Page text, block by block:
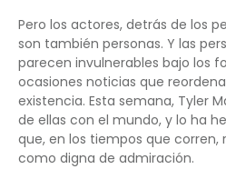
Pero los actores, detrás de los
son también personas. Y las
parecen invulnerables bajo los
ocasiones noticias que
existencia. Esta semana, Tyler
de ellas con el mundo, y lo ha
que, en los tiempos que
como digna de admiración.